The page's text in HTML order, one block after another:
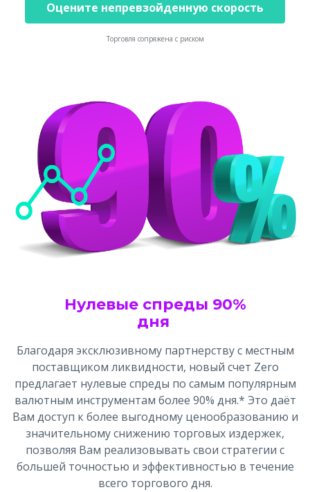
Оцените непревзойденную скорость
Торговля сопряжена с риском
Нулевые спреды 90%
дня
Благодаря эксклюзивному партнерству с местным
поставщиком ликвидности, новый счет Zero
предлагает нулевые спреды по самым популярным
валютным инструментам более 90% дня.* Это даёт
Вам доступ к более выгодному ценообразованию и
значительному снижению торговых издержек,
позволяя Вам реализовывать свои стратегии с
большей точностью и эффективностью в течение
всего торгового дня.